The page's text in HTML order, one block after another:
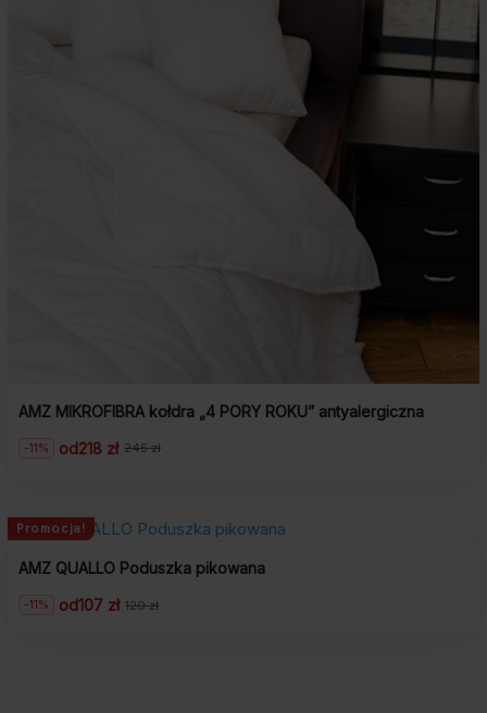
AMZ MIKROFIBRA kołdra „4 PORY ROKU” antyalergiczna
od
245 zł
Pierwotna
zł.
218 zł
Aktualna
zł.
-11%
Promocja!
AMZ QUALLO Poduszka pikowana
od
120 zł
Pierwotna107 zł
Aktualna
-11%